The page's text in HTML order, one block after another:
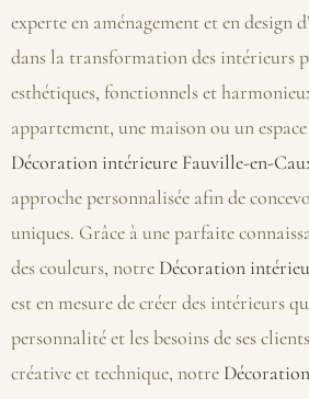
experte en aménagement et en design
dans la transformation des intérieurs
esthétiques, fonctionnels et
appartement, une maison ou un
Décoration intérieure Fauville-en-
approche personnalisée afin de
uniques. Grâce à une parfaite
des couleurs, notre Décoration
est en mesure de créer des intérieurs
personnalité et les besoins de ses
créative et technique, notre